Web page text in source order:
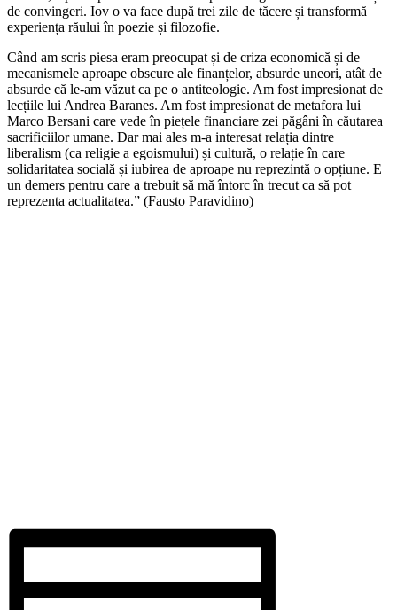
de convingeri. Iov o va face după trei zile de tăcere și transformă
experiența răului în poezie și filozofie.
Când am scris piesa eram preocupat și de criza economică și de
mecanismele aproape obscure ale finanțelor, absurde uneori, atât de
absurde că le-am văzut ca pe o antiteologie. Am fost impresionat de
lecțiile lui Andrea Baranes. Am fost impresionat de metafora lui
Marco Bersani care vede în piețele financiare zei păgâni în căutarea
sacrificiilor umane. Dar mai ales m-a interesat relația dintre
liberalism (ca religie a egoismului) și cultură, o relație în care
solidaritatea socială și iubirea de aproape nu reprezintă o opțiune. E
un demers pentru care a trebuit să mă întorc în trecut ca să pot
reprezenta actualitatea.” (Fausto Paravidino)